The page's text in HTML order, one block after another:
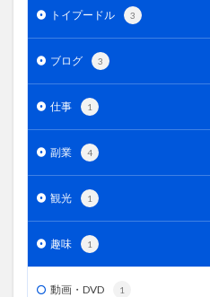
トイプードル 3
ブログ 3
仕事 1
副業 4
観光 1
趣味 1
動画・DVD 1